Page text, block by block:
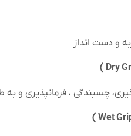
و دست انداز
گیری، چسبندگی ، فرمانپذیری و